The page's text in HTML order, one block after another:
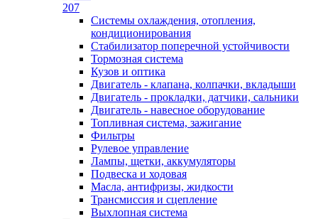
207
Системы охлаждения, отопления,
кондиционирования
Стабилизатор поперечной устойчивости
Тормозная система
Кузов и оптика
Двигатель - клапана, колпачки, вкладыши
Двигатель - прокладки, датчики, сальники
Двигатель - навесное оборудование
Топливная система, зажигание
Фильтры
Рулевое управление
Лампы, щетки, аккумуляторы
Подвеска и ходовая
Масла, антифризы, жидкости
Трансмиссия и сцепление
Выхлопная система